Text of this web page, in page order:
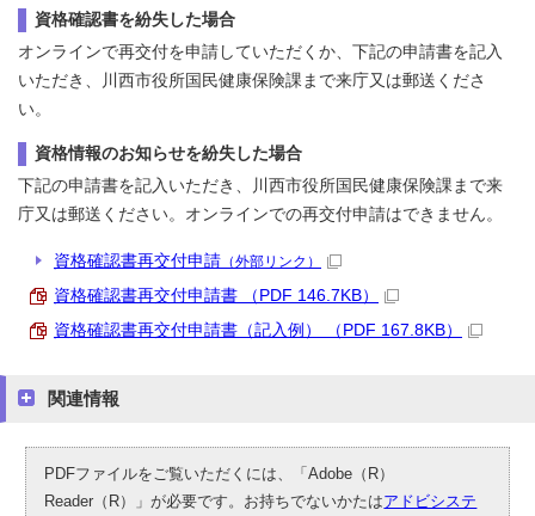
資格確認書を紛失した場合
オンラインで再交付を申請していただくか、下記の申請書を記入
いただき、川西市役所国民健康保険課まで来庁又は郵送くださ
い。
資格情報のお知らせを紛失した場合
下記の申請書を記入いただき、川西市役所国民健康保険課まで来
庁又は郵送ください。オンラインでの再交付申請はできません。
資格確認書再交付申請 （外部リンク）
資格確認書再交付申請書 （PDF 146.7KB）
資格確認書再交付申請書（記入例） （PDF 167.8KB）
関連情報
PDFファイルをご覧いただくには、「Adobe（R）
Reader（R）」が必要です。お持ちでないかたはアドビシステ